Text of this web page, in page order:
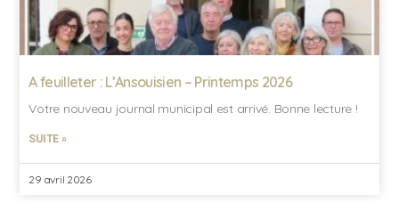
A feuilleter : L’Ansouisien – Printemps 2026
Votre nouveau journal municipal est arrivé. Bonne lecture !
SUITE »
29 avril 2026